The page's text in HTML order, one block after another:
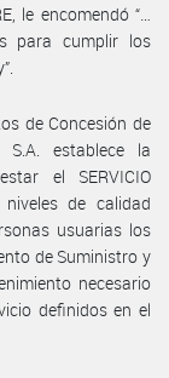
le encomendó “…
para cumplir los
de Concesión de
S.A. establece la
el SERVICIO
de calidad
usuarias los
de Suministro y
necesario
definidos en el